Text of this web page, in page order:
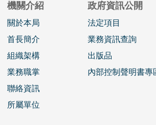
機關介紹
關於本局
首長簡介
組織架構
業務職掌
聯絡資訊
所屬單位
政府資訊公開
法定項目
業務資訊查詢
出版品
內部控制聲明書專